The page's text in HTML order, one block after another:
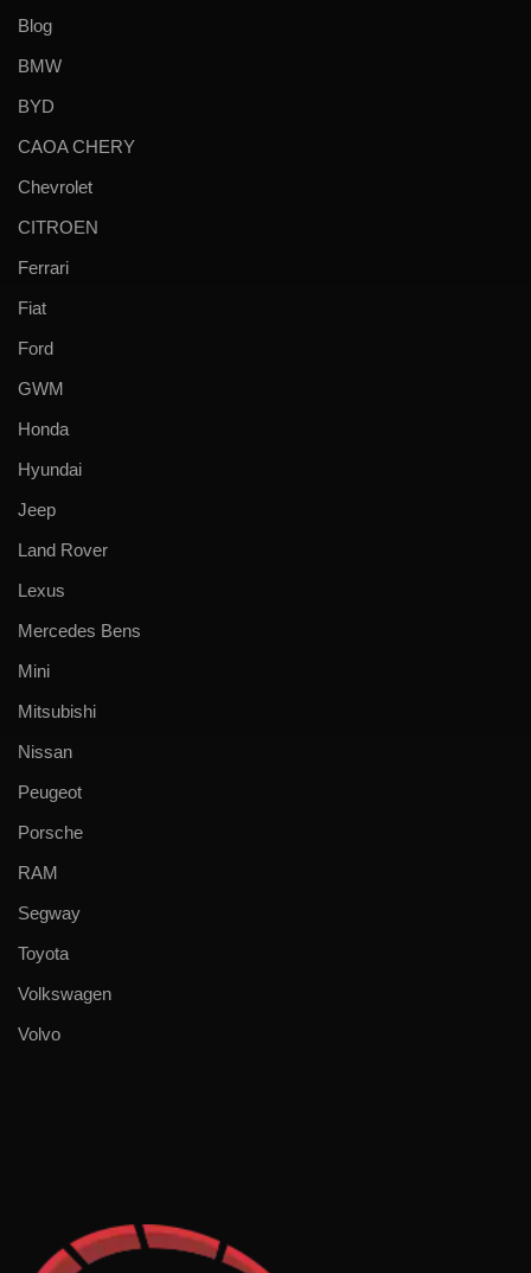
Blog
BMW
BYD
CAOA CHERY
Chevrolet
CITROEN
Ferrari
Fiat
Ford
GWM
Honda
Hyundai
Jeep
Land Rover
Lexus
Mercedes Bens
Mini
Mitsubishi
Nissan
Peugeot
Porsche
RAM
Segway
Toyota
Volkswagen
Volvo